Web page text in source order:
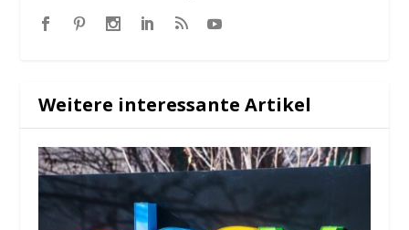
Weitere interessante Artikel